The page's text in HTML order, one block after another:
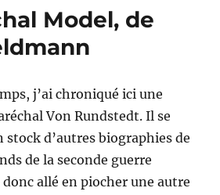
Feldmann
Cédric
Model, de
j’ai chroniqué ici une
Von Rundstedt. Il se
stock d’autres biographies de
de la seconde guerre
donc allé en piocher une autre